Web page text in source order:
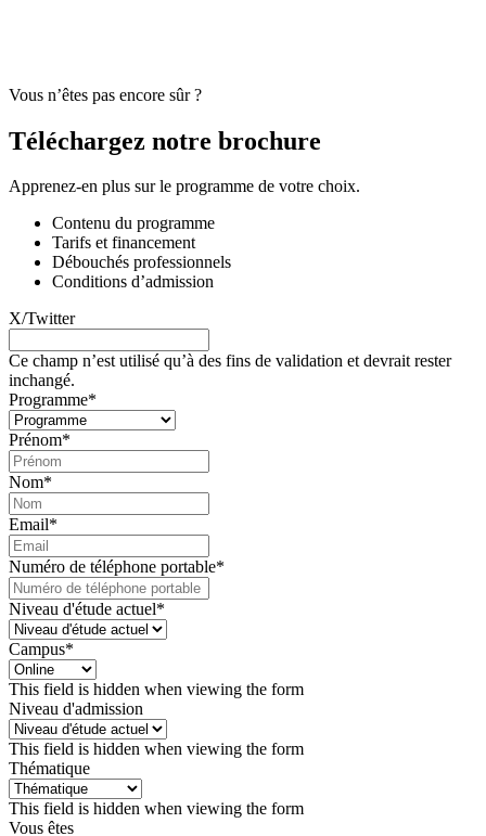
Vous n’êtes pas encore sûr ?
Téléchargez notre brochure
Apprenez-en plus sur le programme de votre choix.
Contenu du programme
Tarifs et financement
Débouchés professionnels
Conditions d’admission
X/Twitter
Ce champ n’est utilisé qu’à des fins de validation et devrait rester
inchangé.
Programme*
Prénom*
Nom*
Email*
Numéro de téléphone portable*
Niveau d'étude actuel*
Campus*
This field is hidden when viewing the form
Niveau d'admission
This field is hidden when viewing the form
Thématique
This field is hidden when viewing the form
Vous êtes